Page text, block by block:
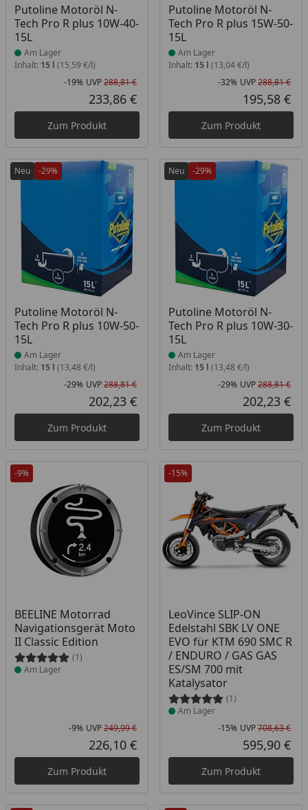
Putoline Motoröl N-
Tech Pro R plus 10W-40-
15L
Produkt am Lager
Am Lager
Inhalt: 15 l (15,59 €/l)
Rabatt in Prozent
-19%
Ursprünglicher Preis
UVP288,81 €
Aktueller Preis
233,86 €
Zum Produkt
Putoline Motoröl N-
Tech Pro R plus 15W-50-
15L
Produkt am Lager
Am Lager
Inhalt: 15 l (13,04 €/l)
-32% UVP288,81 €
195,58 €
Zum Produkt
Neu -29%
Putoline Motoröl N-
Tech Pro R plus 10W-50-
15L
Produkt am Lager
Am Lager
Inhalt: 15 l (13,48 €/l)
Rabatt in Prozent
-29%
Ursprünglicher Preis
UVP288,81 €
Aktueller Preis
202,23 €
Zum Produkt
Neu -29%
Putoline Motoröl N-
Tech Pro R plus 10W-30-
15L
Produkt am Lager
Am Lager
Inhalt: 15 l (13,48 €/l)
-29% UVP288,81 €
202,23 €
Zum Produkt
-9%
BEELINE Motorrad
Navigationsgerät Moto
II Classic Edition
(1)
Produkt am Lager
Am Lager
Rabatt in Prozent
-9%
Ursprünglicher Preis
UVP249,99 €
Aktueller Preis
226,10 €
Zum Produkt
-15%
LeoVince SLIP-ON
Edelstahl SBK LV ONE
EVO für KTM 690 SMC R
/ ENDURO / GAS GAS
ES/SM 700 mit
Katalysator
(1)
Produkt am Lager
Am Lager
-15% UVP708,63 €
595,90 €
Zum Produkt